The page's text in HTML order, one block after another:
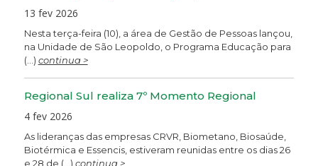
13 fev 2026
Nesta terça-feira (10), a área de Gestão de Pessoas lançou,
na Unidade de São Leopoldo, o Programa Educação para
(...) continua >
Regional Sul realiza 7º Momento Regional
4 fev 2026
As lideranças das empresas CRVR, Biometano, Biosaúde,
Biotérmica e Essencis, estiveram reunidas entre os dias 26
e 28 de (...) continua >